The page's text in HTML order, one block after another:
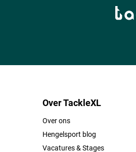
Over TackleXL
Over ons
Hengelsport blog
Vacatures & Stages